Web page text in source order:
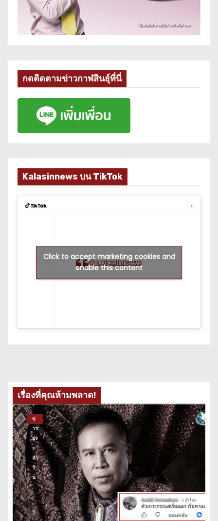
กดติดตามข่าวกาฬสินธุ์ที่นี่
Kalasinnews บน TikTok
@kalasinnews
Click to accept marketing cookies and
enable this content
เรื่องที่คุณห้ามพลาด!
ข่
าว
ปร
ะ
จำ
วั
น